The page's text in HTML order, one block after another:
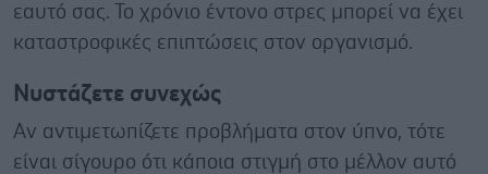
εαυτό σας. Το χρόνιο έντονο στρες μπορεί να έχει
καταστροφικές επιπτώσεις στον οργανισμό.
Νυστάζετε συνεχώς
Αν αντιμετωπίζετε προβλήματα στον ύπνο, τότε
είναι σίγουρο ότι κάποια στιγμή στο μέλλον αυτό